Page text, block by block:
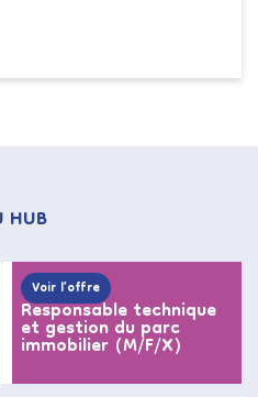
HUB
Voir l’offre
Responsable technique
et gestion du parc
immobilier (M/F/X)